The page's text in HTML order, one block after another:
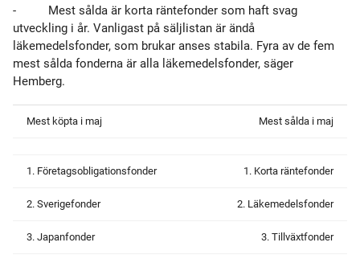
-
Mest sålda är korta räntefonder som haft svag
utveckling i år. Vanligast på säljlistan är ändå
läkemedelsfonder, som brukar anses stabila. Fyra av de fem
mest sålda fonderna är alla läkemedelsfonder, säger
Hemberg.
Mest köpta i maj Mest sålda i maj
1. Företagsobligationsfonder 1. Korta räntefonder
2. Sverigefonder 2. Läkemedelsfonder
3. Japanfonder 3. Tillväxtfonder